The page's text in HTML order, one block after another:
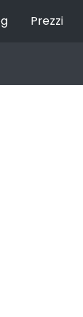
Prezzi